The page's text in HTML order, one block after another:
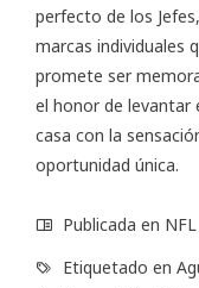
perfecto de los
marcas individuales
promete ser
el honor de levantar
casa con la
oportunidad única.
Publicada en NFL
Etiquetado en